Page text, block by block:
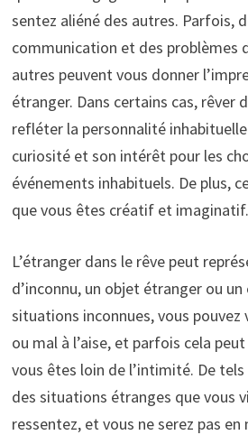
sentez aliéné des autres. Parfois,
communication et des problèmes
autres peuvent vous donner
étranger. Dans certains cas, rêver
refléter la personnalité inhabituelle
curiosité et son intérêt pour les
événements inhabituels. De plus,
que vous êtes créatif et imaginatif.
L’étranger dans le rêve peut
d’inconnu, un objet étranger ou
situations inconnues, vous
ou mal à l’aise, et parfois cela
vous êtes loin de l’intimité. De
des situations étranges que vous
ressentez, et vous ne serez pas en